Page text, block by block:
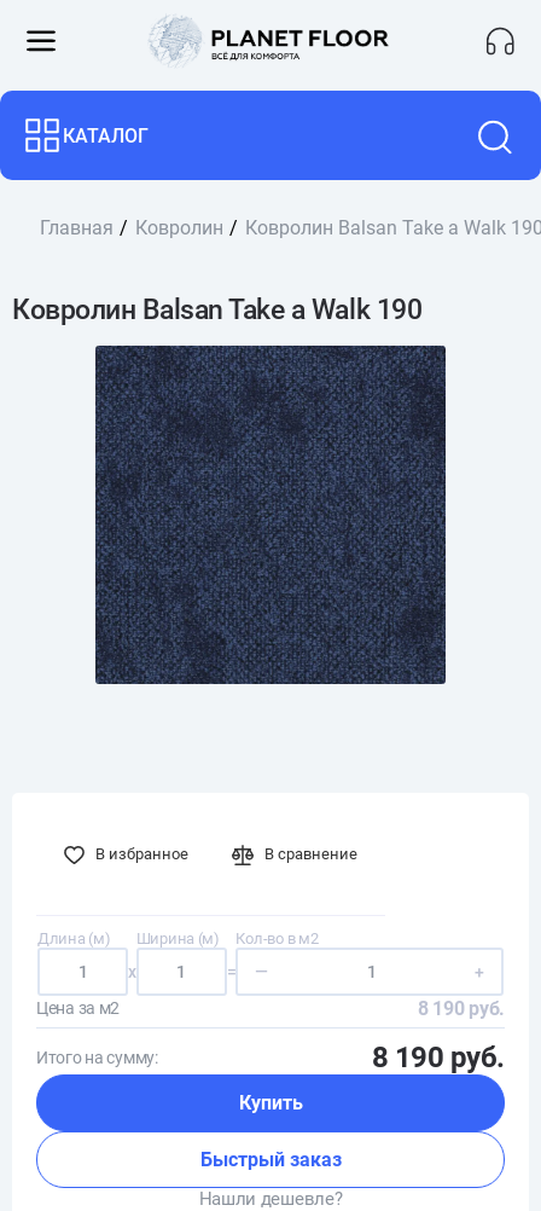
КАТАЛОГ
Главная Ковролин Ковролин Balsan Take a Walk
Ковролин Balsan Take a Walk 190
В избранное В сравнение
Длина (м)
x
Ширина (м)
=
Кол-во в м2
—
+
Цена за м2
8 190 руб.
Итого на сумму: 8 190 руб.
Купить
Быстрый заказ
Нашли дешевле?